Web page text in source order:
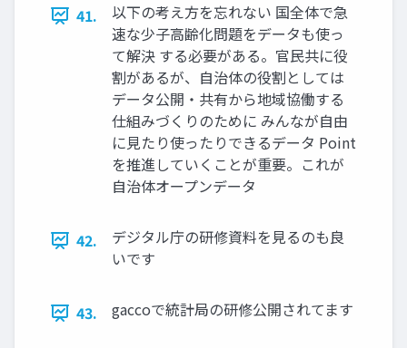
41.
以下の考え方を忘れない 国全体で急
速な少子高齢化問題をデータも使っ
て解決 する必要がある。官民共に役
割があるが、自治体の役割としては
データ公開・共有から地域協働する
仕組みづくりのために みんなが自由
に見たり使ったりできるデータ Point
を推進していくことが重要。これが
自治体オープンデータ
42.
デジタル庁の研修資料を見るのも良
いです
43. gaccoで統計局の研修公開されてます